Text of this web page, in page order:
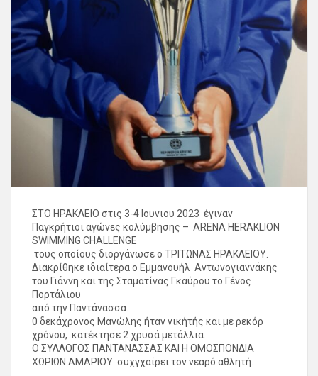
ΣΤΟ ΗΡΑΚΛΕΙΟ στις 3-4 Ιουνιου 2023 έγιναν
Παγκρήτιοι αγώνες κολύμβησης – ARENA HERAKLION
SWIMMING CHALLENGE
τους οποίους διοργάνωσε ο ΤΡΙΤΩΝΑΣ ΗΡΑΚΛΕΙΟΥ.
Διακρίθηκε ιδιαίτερα ο Εμμανουήλ Αντωνογιαννάκης
του Γιάννη και της Σταματίνας Γκαύρου το Γένος
Πορτάλιου
από την Παντάνασσα.
0 δεκάχρονος Μανώλης ήταν νικήτής και με ρεκόρ
χρόνου, κατέκτησε 2 χρυσά μετάλλια.
Ο ΣΥΛΛΟΓΟΣ ΠΑΝΤΑΝΑΣΣΑΣ ΚΑΙ Η ΟΜΟΣΠΟΝΔΙΑ
ΧΩΡΙΩΝ ΑΜΑΡΙΟΥ συχγχαίρει τον νεαρό αθλητή.